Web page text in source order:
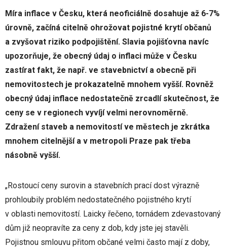
Míra inflace v Česku, která neoficiálně dosahuje až 6-7%
úrovně, začíná citelně ohrožovat pojistné krytí občanů
a zvyšovat riziko podpojištění. Slavia pojišťovna navíc
upozorňuje, že obecný údaj o inflaci může v Česku
zastírat fakt, že např. ve stavebnictví a obecně při
nemovitostech je prokazatelně mnohem vyšší. Rovněž
obecný údaj inflace nedostatečně zrcadlí skutečnost, že
ceny se v regionech vyvíjí velmi nerovnoměrně.
Zdražení staveb a nemovitostí ve městech je zkrátka
mnohem citelnější a v metropoli Praze pak třeba
násobně vyšší.
„Rostoucí ceny surovin a stavebních prací dost výrazně
prohloubily problém nedostatečného pojistného krytí
v oblasti nemovitostí. Laicky řečeno, tornádem zdevastovaný
dům již neopravíte za ceny z dob, kdy jste jej stavěli.
Pojistnou smlouvu přitom občané velmi často mají z doby,